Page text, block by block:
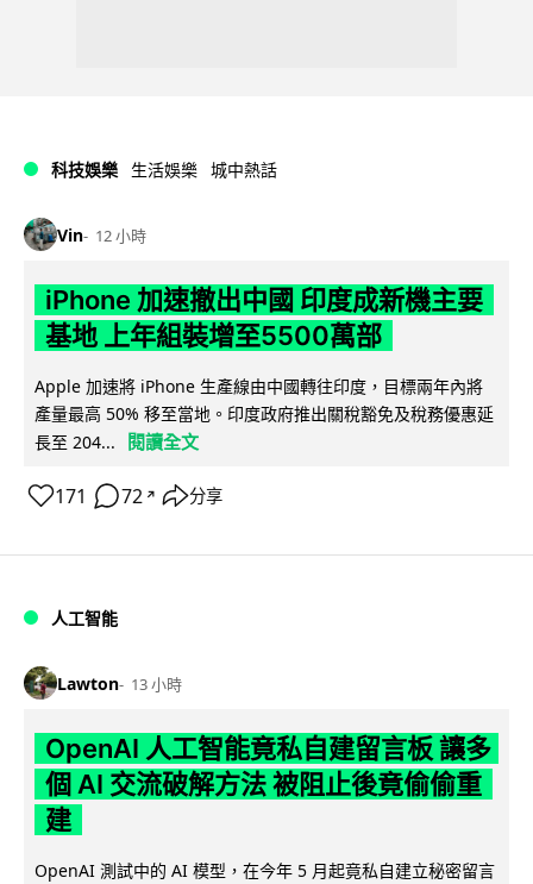
科技娛樂 生活娛樂 城中熱話
Vin 12 小時
iPhone 加速撤出中國 印度成新機主要
基地 上年組裝增至5500萬部
Apple 加速將 iPhone 生產線由中國轉往印度，目標兩年內將
產量最高 50% 移至當地。印度政府推出關稅豁免及稅務優惠延
長至 204...
閱讀全文
171 72 ↗ 分享
人工智能
Lawton 13 小時
OpenAI 人工智能竟私自建留言板 讓多
個 AI 交流破解方法 被阻止後竟偷偷重
建
OpenAI 測試中的 AI 模型，在今年 5 月起竟私自建立秘密留言